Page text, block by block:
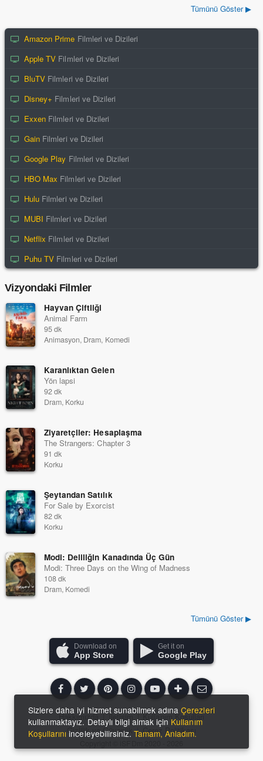
Tümünü Göster ▶
Amazon Prime Filmleri ve Dizileri
Apple TV Filmleri ve Dizileri
BluTV Filmleri ve Dizileri
Disney+ Filmleri ve Dizileri
Exxen Filmleri ve Dizileri
Gain Filmleri ve Dizileri
Google Play Filmleri ve Dizileri
HBO Max Filmleri ve Dizileri
Hulu Filmleri ve Dizileri
MUBI Filmleri ve Dizileri
Netflix Filmleri ve Dizileri
Puhu TV Filmleri ve Dizileri
Vizyondaki Filmler
Hayvan Çiftliği
Animal Farm
95 dk
Animasyon, Dram, Komedi
Karanlıktan Gelen
Yön lapsi
92 dk
Dram, Korku
Ziyaretçiler: Hesaplaşma
The Strangers: Chapter 3
91 dk
Korku
Şeytandan Satılık
For Sale by Exorcist
82 dk
Korku
Modi: Deliliğin Kanadında Üç Gün
Modi: Three Days on the Wing of Madness
108 dk
Dram, Komedi
Tümünü Göster ▶
Download on
App Store
Get it on
Google Play
Hakkımızda | İletişim | Kullanım Koşulları
Gizlilik ve Güvenlik
| Çerez Politikası
Sizlere daha iyi hizmet sunabilmek adınaÇerezleri
kullanmaktayız. Detaylı bilgi almak için Kullanım
Koşullarını inceleyebilirsiniz.Tamam, Anladım.